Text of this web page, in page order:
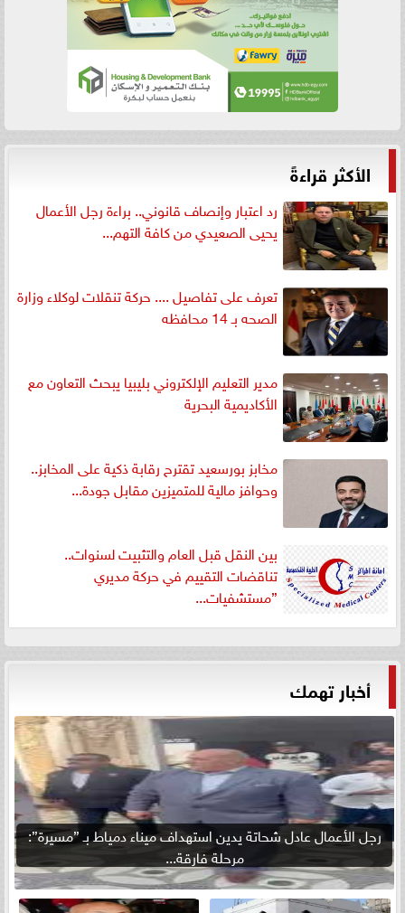
الأكثر قراءةً
رد اعتبار وإنصاف قانوني.. براءة رجل الأعمال
يحيى الصعيدي من كافة التهم...
تعرف على تفاصيل .... حركة تنقلات لوكلاء وزارة
الصحه بـ 14 محافظه
مدير التعليم الإلكتروني بليبيا يبحث التعاون مع
الأكاديمية البحرية
مخابز بورسعيد تقترح رقابة ذكية على المخابز..
وحوافز مالية للمتميزين مقابل جودة...
بين النقل قبل العام والتثبيت لسنوات..
تناقضات التقييم في حركة مديري
”مستشفيات...
أخبار تهمك
رجل الأعمال عادل شحاتة يدين استهداف ميناء دمياط بـ ”مسيرة”:
مرحلة فارقة...